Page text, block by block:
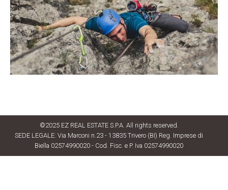
©2025 EZ REAL ESTATE S.P.A. All rights reserved.
SEDE LEGALE: Via Marconi n.23 - 13835 Trivero (BI) Reg. Imprese di
Biella 02574990020 - Cod. Fisc. e P. Iva 02574990020